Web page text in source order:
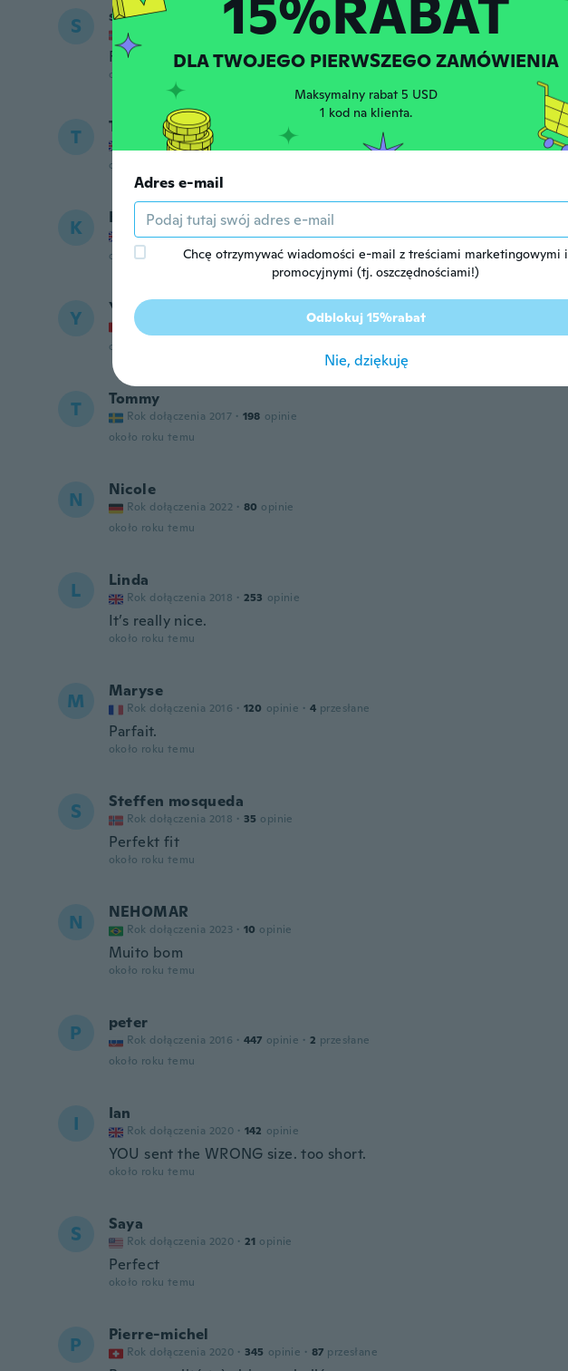
S siw
Rok dołączenia 2018 · opinie
Fikk ukjent EL produkt og ikke belte.
około roku temu
T Tony
Rok dołączenia 2021
opinie
około roku temu
K Kane
Rok dołączenia 2017 · 22 opinie
około roku temu
Y Yvonne
Rok dołączenia 2020
około roku temu
T Tommy
Rok dołączenia 2017 · 198 opinie
około roku temu
N Nicole
Rok dołączenia 2022 · 80 opinie
około roku temu
L Linda
Rok dołączenia 2018 · 253 opinie
It’s really nice.
około roku temu
M Maryse
Rok dołączenia 2016 · 120 opinie · 4 przesłane
Parfait.
około roku temu
S Steffen mosqueda
Rok dołączenia 2018 · 35 opinie
Perfekt fit
około roku temu
N NEHOMAR
Rok dołączenia 2023 · 10 opinie
Muito bom
około roku temu
P peter
Rok dołączenia 2016 · 447 opinie · 2 przesłane
około roku temu
I Ian
Rok dołączenia 2020 · 142 opinie
YOU sent the WRONG size. too short.
około roku temu
S Saya
Rok dołączenia 2020 · 21 opinie
Perfect
około roku temu
P Pierre-michel
Rok dołączenia 2020 · 345 opinie · 87 przesłane
DLA TWOJEGO PIERWSZEGO ZAMÓWIENIA
Maksymalny rabat 5 USD
1 kod na klienta.
Adres e-mail
Chcę otrzymywać wiadomości e-mail z treściami marketingowymi i
promocyjnymi (tj. oszczędnościami!)
Odblokuj 15%rabat
Nie, dziękuję